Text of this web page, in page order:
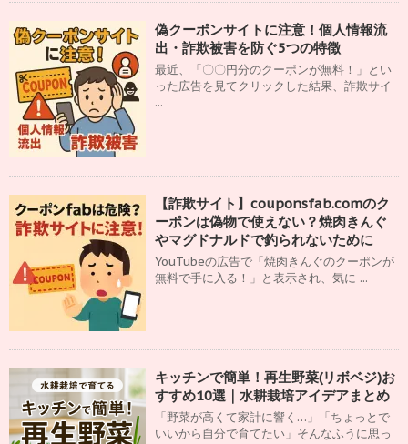
偽クーポンサイトに注意！個人情報流
出・詐欺被害を防ぐ5つの特徴
最近、「〇〇円分のクーポンが無料！」とい
った広告を見てクリックした結果、詐欺サイ
...
【詐欺サイト】couponsfab.comのク
ーポンは偽物で使えない？焼肉きんぐ
やマグドナルドで釣られないために
YouTubeの広告で「焼肉きんぐのクーポンが
無料で手に入る！」と表示され、気に ...
キッチンで簡単！再生野菜(リボベジ)お
すすめ10選｜水耕栽培アイデアまとめ
「野菜が高くて家計に響く…」「ちょっとで
いいから自分で育てたい」そんなふうに思っ